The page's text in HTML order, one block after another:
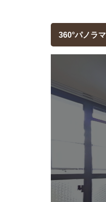
360°パノラマ